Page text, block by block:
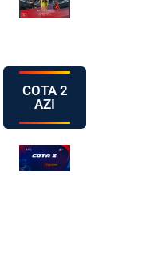
COTA 2
AZI